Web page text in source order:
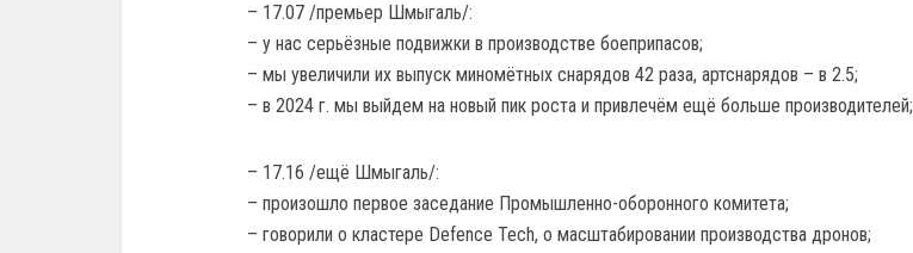
– 17.07 /премьер Шмыгаль/:
– у нас серьёзные подвижки в производстве боеприпасов;
– мы увеличили их выпуск миномётных снарядов 42 раза, артснарядов – в 2.5;
– в 2024 г. мы выйдем на новый пик роста и привлечём ещё больше производителей;
– 17.16 /ещё Шмыгаль/:
– произошло первое заседание Промышленно-оборонного комитета;
– говорили о кластере Defence Tech, о масштабировании производства дронов;